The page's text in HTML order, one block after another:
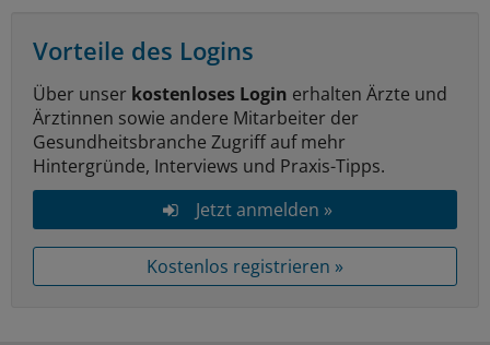
Vorteile des Logins
Über unser kostenloses Login erhalten Ärzte und
Ärztinnen sowie andere Mitarbeiter der
Gesundheitsbranche Zugriff auf mehr
Hintergründe, Interviews und Praxis-Tipps.
Jetzt anmelden »
Kostenlos registrieren »